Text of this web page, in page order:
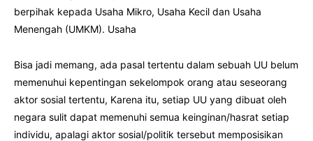
berpihak kepada Usaha Mikro, Usaha Kecil dan Usaha
Menengah (UMKM). Usaha
Bisa jadi memang, ada pasal tertentu dalam sebuah UU belum
memenuhui kepentingan sekelompok orang atau seseorang
aktor sosial tertentu, Karena itu, setiap UU yang dibuat oleh
negara sulit dapat memenuhi semua keinginan/hasrat setiap
individu, apalagi aktor sosial/politik tersebut memposisikan